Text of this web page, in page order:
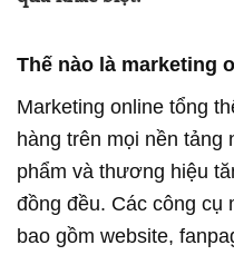
Thế nào là marketing
Marketing online tổng
hàng trên mọi nền tảng
phẩm và thương hiệu
đồng đều. Các công cụ
bao gồm website,